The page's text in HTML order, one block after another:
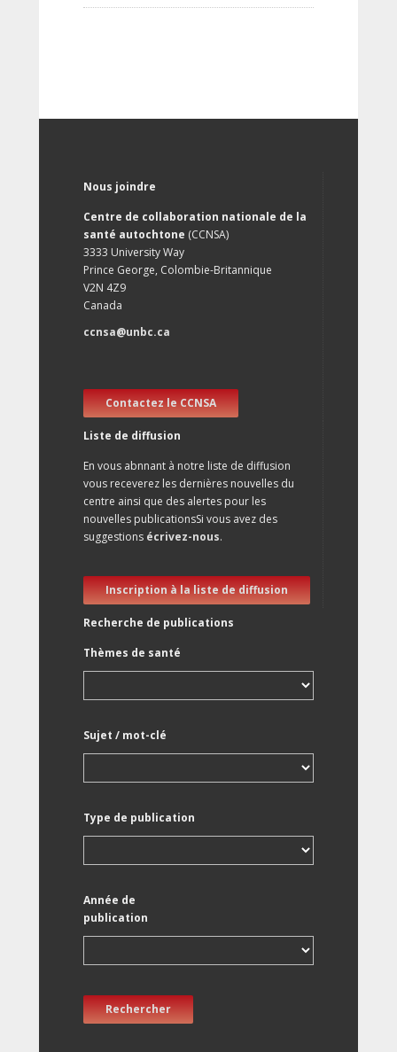
Nous joindre
Centre de collaboration nationale de la
santé autochtone (CCNSA)
3333 University Way
Prince George, Colombie-Britannique
V2N 4Z9
Canada
ccnsa@unbc.ca
Contactez le CCNSA
Liste de diffusion
En vous abnnant à notre liste de diffusion
vous receverez les dernières nouvelles du
centre ainsi que des alertes pour les
nouvelles publicationsSi vous avez des
suggestions écrivez-nous.
Inscription à la liste de diffusion
Recherche de publications
Thèmes de santé
Sujet / mot-clé
Type de publication
Année de
publication
Rechercher